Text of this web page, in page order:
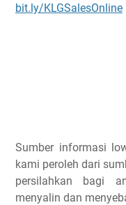
bit.ly/KLGSalesOnline
Sumber informasi
kami peroleh dari
persilahkan bagi
menyalin dan